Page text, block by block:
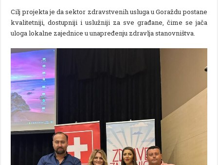
Cilj projekta je da sektor zdravstvenih usluga u Goraždu postane
kvalitetniji, dostupniji i uslužniji za sve građane, čime se jača
uloga lokalne zajednice u unapređenju zdravlja stanovništva.